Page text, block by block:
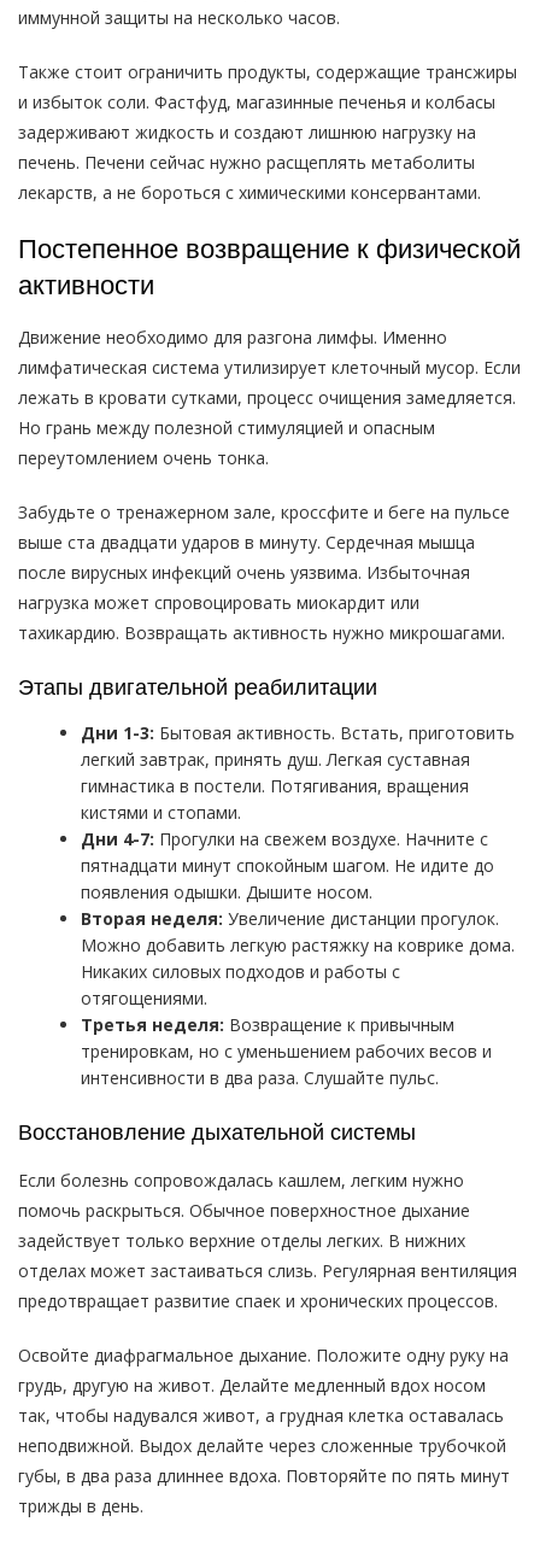
иммунной защиты на несколько часов.
Также стоит ограничить продукты, содержащие трансжиры
и избыток соли. Фастфуд, магазинные печенья и колбасы
задерживают жидкость и создают лишнюю нагрузку на
печень. Печени сейчас нужно расщеплять метаболиты
лекарств, а не бороться с химическими консервантами.
Постепенное возвращение к физической
активности
Движение необходимо для разгона лимфы. Именно
лимфатическая система утилизирует клеточный мусор. Если
лежать в кровати сутками, процесс очищения замедляется.
Но грань между полезной стимуляцией и опасным
переутомлением очень тонка.
Забудьте о тренажерном зале, кроссфите и беге на пульсе
выше ста двадцати ударов в минуту. Сердечная мышца
после вирусных инфекций очень уязвима. Избыточная
нагрузка может спровоцировать миокардит или
тахикардию. Возвращать активность нужно микрошагами.
Этапы двигательной реабилитации
Дни 1-3: Бытовая активность. Встать, приготовить
легкий завтрак, принять душ. Легкая суставная
гимнастика в постели. Потягивания, вращения
кистями и стопами.
Дни 4-7: Прогулки на свежем воздухе. Начните с
пятнадцати минут спокойным шагом. Не идите до
появления одышки. Дышите носом.
Вторая неделя: Увеличение дистанции прогулок.
Можно добавить легкую растяжку на коврике дома.
Никаких силовых подходов и работы с
отягощениями.
Третья неделя: Возвращение к привычным
тренировкам, но с уменьшением рабочих весов и
интенсивности в два раза. Слушайте пульс.
Восстановление дыхательной системы
Если болезнь сопровождалась кашлем, легким нужно
помочь раскрыться. Обычное поверхностное дыхание
задействует только верхние отделы легких. В нижних
отделах может застаиваться слизь. Регулярная вентиляция
предотвращает развитие спаек и хронических процессов.
Освойте диафрагмальное дыхание. Положите одну руку на
грудь, другую на живот. Делайте медленный вдох носом
так, чтобы надувался живот, а грудная клетка оставалась
неподвижной. Выдох делайте через сложенные трубочкой
губы, в два раза длиннее вдоха. Повторяйте по пять минут
трижды в день.